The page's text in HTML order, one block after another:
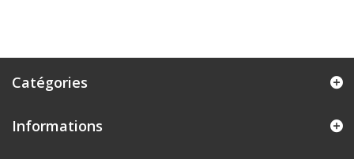
Catégories
Informations